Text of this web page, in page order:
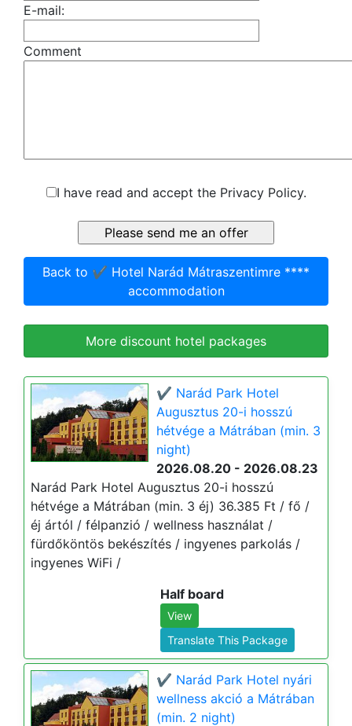
E-mail:
Comment
I have read and accept the Privacy Policy.
Back to ✔️ Hotel Narád Mátraszentimre ****
accommodation
More discount hotel packages
✔️ Narád Park Hotel
Augusztus 20-i hosszú
hétvége a Mátrában (min. 3
night)
2026.08.20 - 2026.08.23
Narád Park Hotel Augusztus 20-i hosszú
hétvége a Mátrában (min. 3 éj) 36.385 Ft / fő /
éj ártól / félpanzió / wellness használat /
fürdőköntös bekészítés / ingyenes parkolás /
ingyenes WiFi /
Half board
View
Translate This Package
✔️ Narád Park Hotel nyári
wellness akció a Mátrában
(min. 2 night)